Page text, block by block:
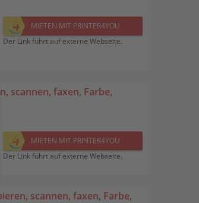
MIETEN MIT PRINTER4YOU
Der Link führt auf externe Webseite.
scannen, faxen, Farbe,
MIETEN MIT PRINTER4YOU
Der Link führt auf externe Webseite.
scannen, faxen, Farbe,